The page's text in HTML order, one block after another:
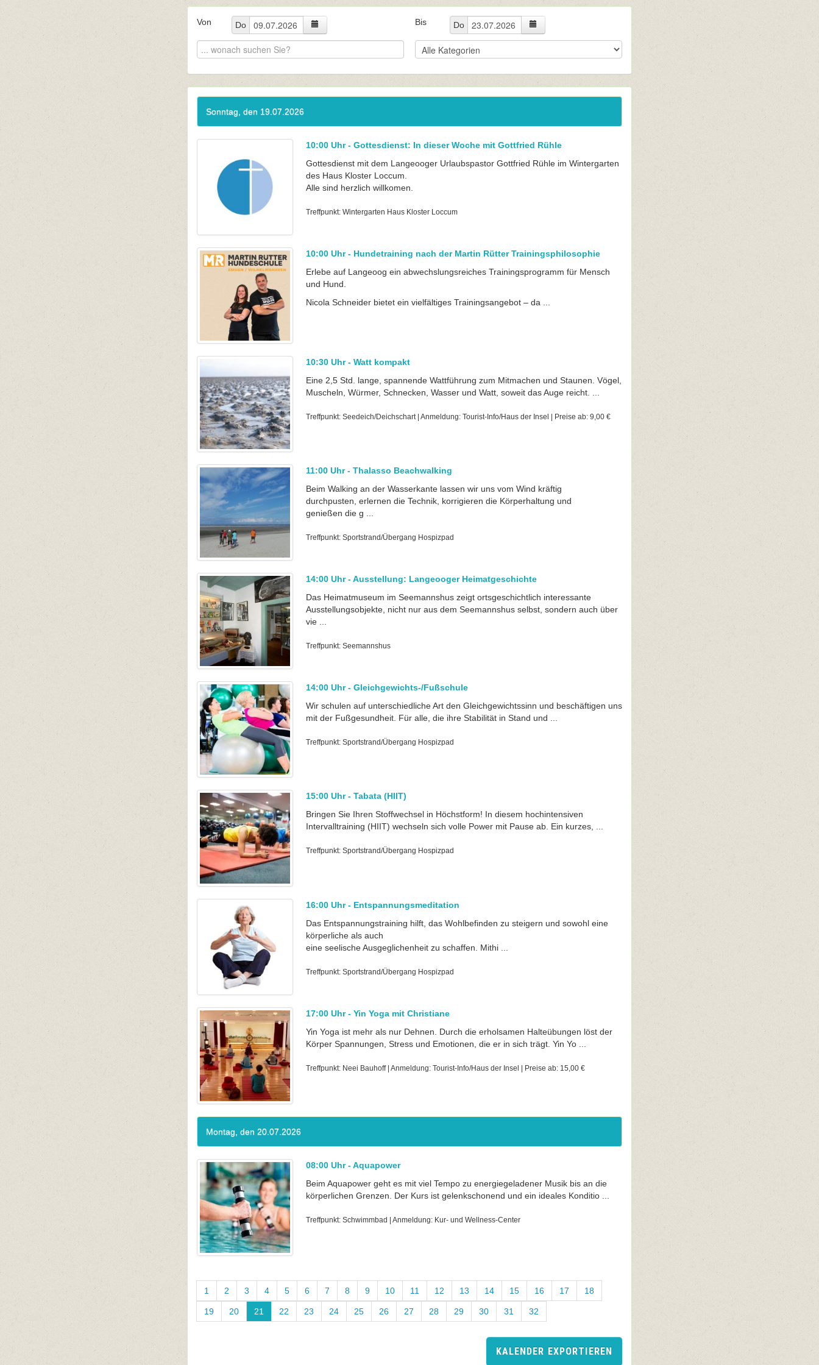
Von Do Bis Do
Sonntag, den 19.07.2026
10:00 Uhr - Gottesdienst: In dieser Woche mit Gottfried Rühle
Gottesdienst mit dem Langeooger Urlaubspastor Gottfried Rühle im Wintergarten
des Haus Kloster Loccum.
Alle sind herzlich willkomen.
Treffpunkt: Wintergarten Haus Kloster Loccum
10:00 Uhr - Hundetraining nach der Martin Rütter Trainingsphilosophie
Erlebe auf Langeoog ein abwechslungsreiches Trainingsprogramm für Mensch
und Hund.
Nicola Schneider bietet ein vielfältiges Trainingsangebot – da ...
10:30 Uhr - Watt kompakt
Eine 2,5 Std. lange, spannende Wattführung zum Mitmachen und Staunen. Vögel,
Muscheln, Würmer, Schnecken, Wasser und Watt, soweit das Auge reicht. ...
Treffpunkt: Seedeich/Deichschart | Anmeldung: Tourist-Info/Haus der Insel | Preise ab: 9,00 €
11:00 Uhr - Thalasso Beachwalking
Beim Walking an der Wasserkante lassen wir uns vom Wind kräftig
durchpusten, erlernen die Technik, korrigieren die Körperhaltung und
genießen die g ...
Treffpunkt: Sportstrand/Übergang Hospizpad
14:00 Uhr - Ausstellung: Langeooger Heimatgeschichte
Das Heimatmuseum im Seemannshus zeigt ortsgeschichtlich interessante
Ausstellungsobjekte, nicht nur aus dem Seemannshus selbst, sondern auch über
vie ...
Treffpunkt: Seemannshus
14:00 Uhr - Gleichgewichts-/Fußschule
Wir schulen auf unterschiedliche Art den Gleichgewichtssinn und beschäftigen uns
mit der Fußgesundheit. Für alle, die ihre Stabilität in Stand und ...
Treffpunkt: Sportstrand/Übergang Hospizpad
15:00 Uhr - Tabata (HIIT)
Bringen Sie Ihren Stoffwechsel in Höchstform! In diesem hochintensiven
Intervalltraining (HIIT) wechseln sich volle Power mit Pause ab. Ein kurzes, ...
Treffpunkt: Sportstrand/Übergang Hospizpad
16:00 Uhr - Entspannungsmeditation
Das Entspannungstraining hilft, das Wohlbefinden zu steigern und sowohl eine
körperliche als auch
eine seelische Ausgeglichenheit zu schaffen. Mithi ...
Treffpunkt: Sportstrand/Übergang Hospizpad
17:00 Uhr - Yin Yoga mit Christiane
Yin Yoga ist mehr als nur Dehnen. Durch die erholsamen Halteübungen löst der
Körper Spannungen, Stress und Emotionen, die er in sich trägt. Yin Yo ...
Treffpunkt: Neei Bauhoff | Anmeldung: Tourist-Info/Haus der Insel | Preise ab: 15,00 €
Montag, den 20.07.2026
08:00 Uhr - Aquapower
Beim Aquapower geht es mit viel Tempo zu energiegeladener Musik bis an die
körperlichen Grenzen. Der Kurs ist gelenkschonend und ein ideales Konditio ...
Treffpunkt: Schwimmbad | Anmeldung: Kur- und Wellness-Center
1 2 3 4 5 6 7 8 9 10 11 12 13 14 15 16 17 18
19 20 21 22 23 24 25 26 27 28 29 30 31 32
KALENDER EXPORTIEREN